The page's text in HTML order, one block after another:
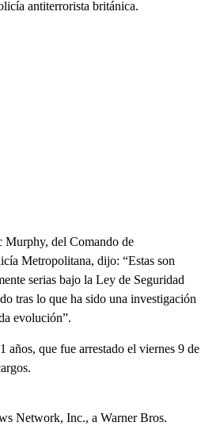
antiterrorista británica.
Murphy, del Comando de
Metropolitana, dijo: “Estas son
serias bajo la Ley de Seguridad
tras lo que ha sido una investigación
evolución”.
años, que fue arrestado el viernes 9 de
Network, Inc., a Warner Bros.